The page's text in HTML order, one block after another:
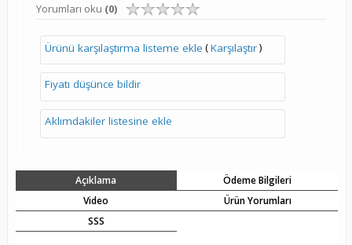
Yorumları oku (0)
Ürünü karşılaştırma listeme ekle (Karşılaştır)
Fiyatı düşünce bildir
Aklımdakiler listesine ekle
Açıklama
Ödeme Bilgileri
Video
Ürün Yorumları
SSS